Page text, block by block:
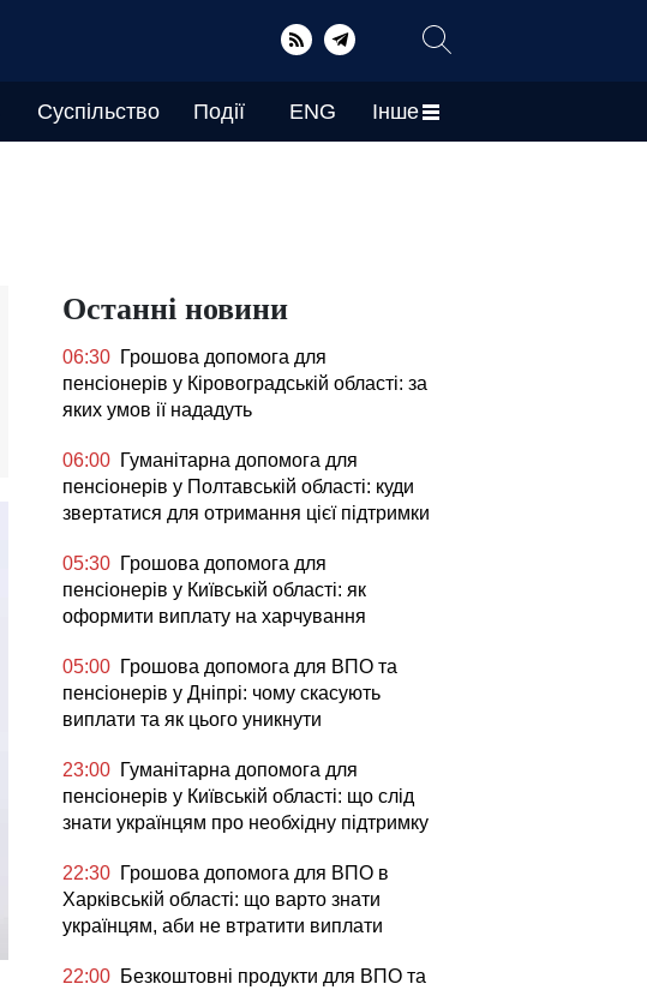
Суспільство Події ENG Інше
Останні новини
06:30 Грошова допомога для
пенсіонерів у Кіровоградській області: за
яких умов ії нададуть
06:00 Гуманітарна допомога для
пенсіонерів у Полтавській області: куди
звертатися для отримання цієї підтримки
05:30 Грошова допомога для
пенсіонерів у Київській області: як
оформити виплату на харчування
05:00 Грошова допомога для ВПО та
пенсіонерів у Дніпрі: чому скасують
виплати та як цього уникнути
23:00 Гуманітарна допомога для
пенсіонерів у Київській області: що слід
знати українцям про необхідну підтримку
22:30 Грошова допомога для ВПО в
Харківській області: що варто знати
українцям, аби не втратити виплати
22:00 Безкоштовні продукти для ВПО та